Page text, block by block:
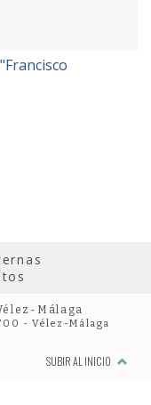
Málaga
- Vélez-Málaga
SUBIR AL INICIO